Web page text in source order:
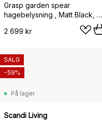
Grasp garden spear
hagebelysning , Matt Black, 82
2 699 kr
På lager
Scandi Living
SALG
-59%